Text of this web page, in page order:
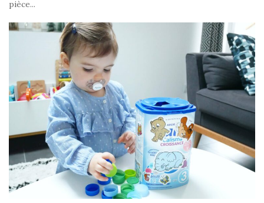
pièce...